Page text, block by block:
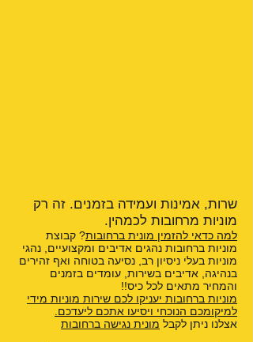
שרות, אמינות ועמידה בזמנים. זה רק
מוניות מרחובות לכמהין.
למה כדאי להזמין מונית ברחובות? קבוצת
מוניות ברחובות נהגים אדיבים ומקצועיים, נהגי
מוניות בעלי ניסיון רב, נסיעה בטוחה ואף זהירים
בנהיגה, אדיבים בשירות, עומדים בזמנים
והמחיר מתאים לכל כיס!!
מוניות ברחובות יעניקו לכם שירות מוניות מידי
למיקומכם הנוכחי ויסיעו אתכם ליעדכם.
אצלנו ניתן לקבל מונית נגישה ברחובות